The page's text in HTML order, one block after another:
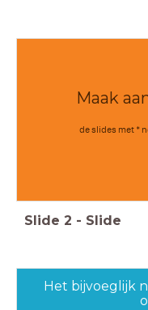
Maak
de slides met *
Slide 2 - Slide
Het bijvoeglijk